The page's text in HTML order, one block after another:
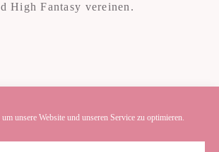
unsere Website und unseren Service zu optimieren.
High Fantasy vereinen.